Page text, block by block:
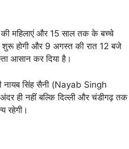
महिलाएं और 15 साल तक के बच्चे
होगी और 9 अगस्त की रात 12 बजे
आसान कर दिया है।
नायब सिंह सैनी (Nayab Singh
ही नहीं बल्कि दिल्ली और चंडीगढ़ तक
रहेगी।